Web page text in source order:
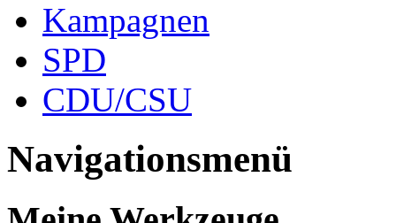
Kampagnen
SPD
CDU/CSU
Navigationsmenü